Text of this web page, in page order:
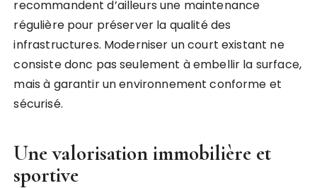
recommandent d’ailleurs une maintenance
régulière pour préserver la qualité des
infrastructures. Moderniser un court existant ne
consiste donc pas seulement à embellir la surface,
mais à garantir un environnement conforme et
sécurisé.
Une valorisation immobilière et
sportive